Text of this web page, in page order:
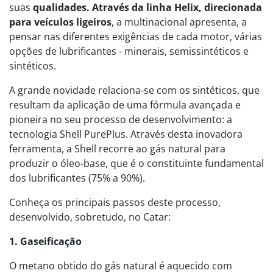
suas qualidades. Através da linha Helix, direcionada
para veículos ligeiros, a multinacional apresenta, a
pensar nas diferentes exigências de cada motor, várias
opções de lubrificantes - minerais, semissintéticos e
sintéticos.
A grande novidade relaciona-se com os sintéticos, que
resultam da aplicação de uma fórmula avançada e
pioneira no seu processo de desenvolvimento: a
tecnologia Shell PurePlus. Através desta inovadora
ferramenta, a Shell recorre ao gás natural para
produzir o óleo-base, que é o constituinte fundamental
dos lubrificantes (75% a 90%).
Conheça os principais passos deste processo,
desenvolvido, sobretudo, no Catar:
1. Gaseificação
O metano obtido do gás natural é aquecido com